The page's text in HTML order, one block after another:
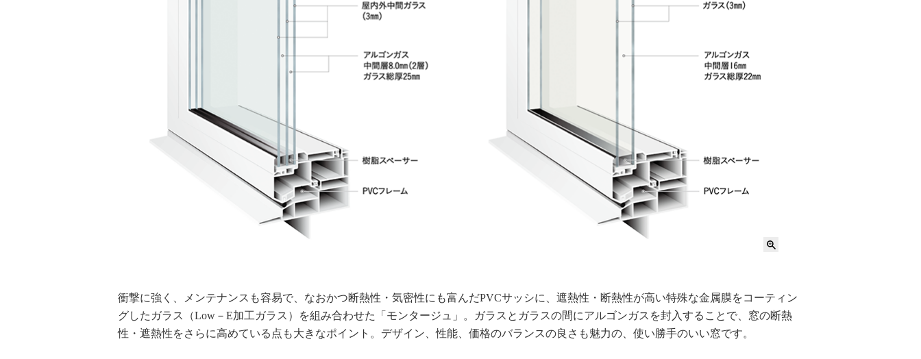
衝撃に強く、メンテナンスも容易で、なおかつ断熱性・気密性にも富んだPVCサッシに、遮熱性・断熱性が高い特殊な金属膜をコーティン
グしたガラス（Low－E加工ガラス）を組み合わせた「モンタージュ」。ガラスとガラスの間にアルゴンガスを封入することで、窓の断熱
性・遮熱性をさらに高めている点も大きなポイント。デザイン、性能、価格のバランスの良さも魅力の、使い勝手のいい窓です。